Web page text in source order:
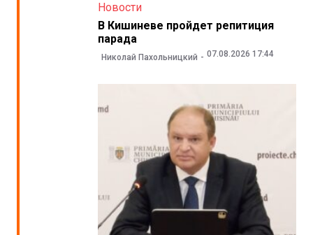
Новости
В Кишиневе пройдет репитиция
парада
Николай Пахольницкий 07.08.2026 17:44